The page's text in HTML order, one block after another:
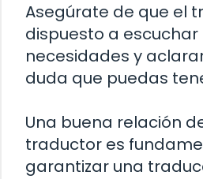
Asegúrate de que el
dispuesto a escuchar
necesidades y
duda que puedas
Una buena relación
traductor es
garantizar una